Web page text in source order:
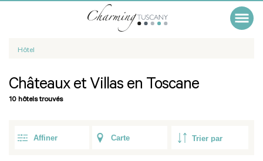
Hôtel
Châteaux et Villas en Toscane
10 hôtels trouvés
Affiner Carte